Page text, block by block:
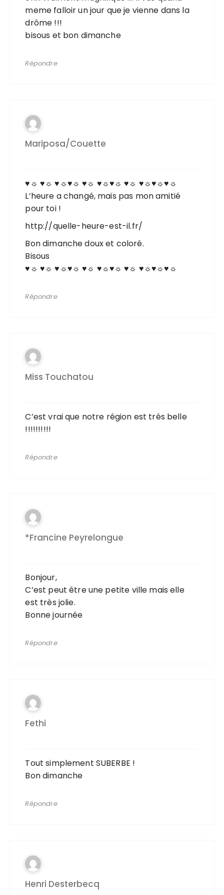
meme falloir un jour que je vienne dans la
drôme !!!
bisous et bon dimanche
Répondre
Mariposa/couette
♥☼ ♥☼ ♥☼♥☼ ♥☼ ♥☼♥☼ ♥☼ ♥☼♥☼♥☼
L’heure a changé, mais pas mon amitié
pour toi !
http://quelle-heure-est-il.fr/
Bon dimanche doux et coloré.
Bisous
♥☼ ♥☼ ♥☼♥☼ ♥☼ ♥☼♥☼ ♥☼ ♥☼♥☼♥☼
Répondre
Miss Touchatou
C’est vrai que notre région est trés belle
!!!!!!!!!!
Répondre
*Francine Peyrelongue
Bonjour,
C’est peut être une petite ville mais elle
est très jolie.
Bonne journée
Répondre
Fethi
Tout simplement SUBERBE !
Bon dimanche
Répondre
Henri Desterbecq